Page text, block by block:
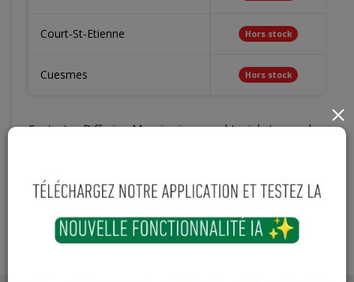
Court-St-Etienne Hors stock
Cuesmes Hors stock
Contactez Diffusion Menuiserie pour obtenir le temps de
varier par rapport au produit réel
×